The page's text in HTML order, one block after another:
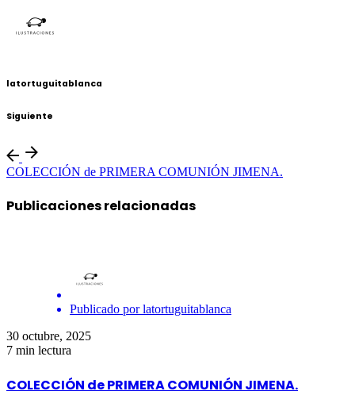
latortuguitablanca
Siguiente
COLECCIÓN de PRIMERA COMUNIÓN JIMENA.
Publicaciones relacionadas
Publicado por latortuguitablanca
30 octubre, 2025
7 min lectura
COLECCIÓN de PRIMERA COMUNIÓN JIMENA.